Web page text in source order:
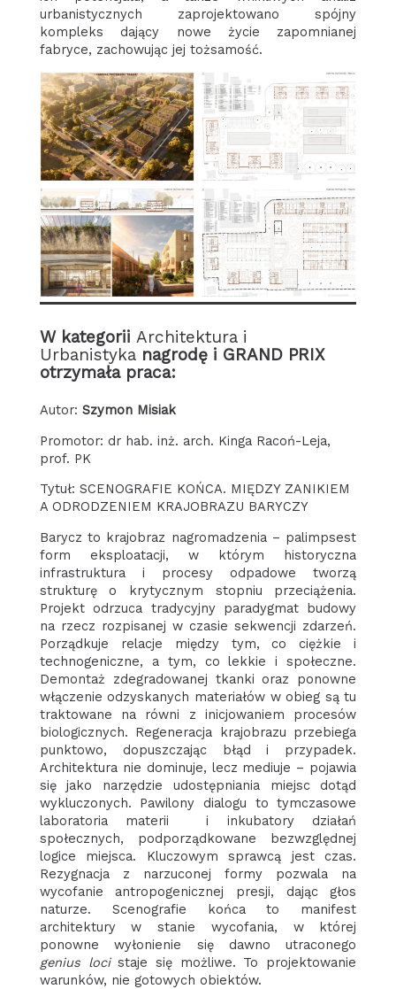
urbanistycznych zaprojektowano spójny
kompleks dający nowe życie zapomnianej
fabryce, zachowując jej tożsamość.
W kategorii Architektura i
Urbanistykanagrodę i GRAND PRIX
otrzymała praca:
Autor: Szymon Misiak
Promotor: dr hab. inż. arch. Kinga Racoń-Leja,
prof. PK
Tytuł: SCENOGRAFIE KOŃCA. MIĘDZY ZANIKIEM
A ODRODZENIEM KRAJOBRAZU BARYCZY
Barycz to krajobraz nagromadzenia – palimpsest
form eksploatacji, w którym historyczna
infrastruktura i procesy odpadowe tworzą
strukturę o krytycznym stopniu przeciążenia.
Projekt odrzuca tradycyjny paradygmat budowy
na rzecz rozpisanej w czasie sekwencji zdarzeń.
Porządkuje relacje między tym, co ciężkie i
technogeniczne, a tym, co lekkie i społeczne.
Demontaż zdegradowanej tkanki oraz ponowne
włączenie odzyskanych materiałów w obieg są tu
traktowane na równi z inicjowaniem procesów
biologicznych. Regeneracja krajobrazu przebiega
punktowo, dopuszczając błąd i przypadek.
Architektura nie dominuje, lecz mediuje – pojawia
się jako narzędzie udostępniania miejsc dotąd
wykluczonych. Pawilony dialogu to tymczasowe
laboratoria materii i inkubatory działań
społecznych, podporządkowane bezwzględnej
logice miejsca. Kluczowym sprawcą jest czas.
Rezygnacja z narzuconej formy pozwala na
wycofanie antropogenicznej presji, dając głos
naturze. Scenografie końca to manifest
architektury w stanie wycofania, w której
ponowne wyłonienie się dawno utraconego
genius locistaje się możliwe. To projektowanie
warunków, nie gotowych obiektów.